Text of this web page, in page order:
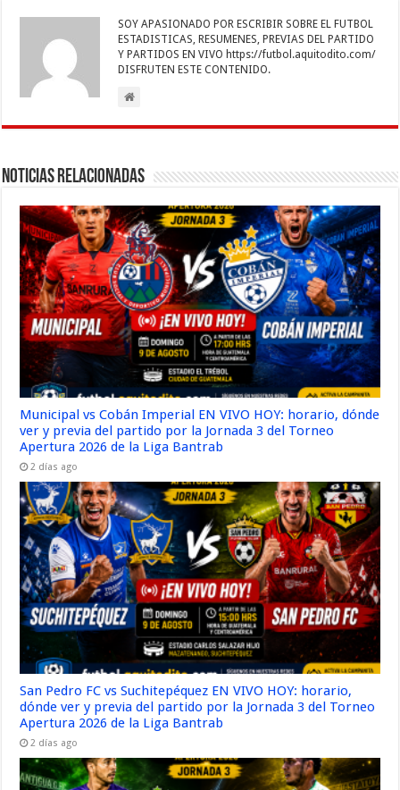
SOY APASIONADO POR ESCRIBIR SOBRE EL FUTBOL
ESTADISTICAS, RESUMENES, PREVIAS DEL PARTIDO
Y PARTIDOS EN VIVO https://futbol.aquitodito.com/
DISFRUTEN ESTE CONTENIDO.
Noticias Relacionadas
Municipal vs Cobán Imperial EN VIVO HOY: horario, dónde
ver y previa del partido por la Jornada 3 del Torneo
Apertura 2026 de la Liga Bantrab
2 días ago
San Pedro FC vs Suchitepéquez EN VIVO HOY: horario,
dónde ver y previa del partido por la Jornada 3 del Torneo
Apertura 2026 de la Liga Bantrab
2 días ago